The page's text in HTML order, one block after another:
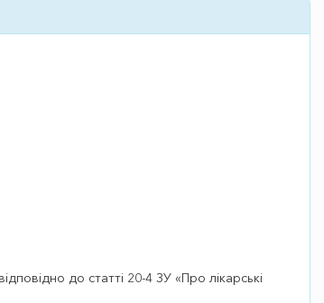
до статті 20-4 ЗУ «Про лікарські